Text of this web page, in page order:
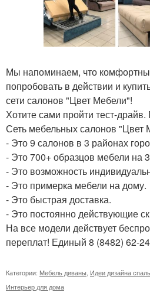
Мы напоминаем, что
попробовать в действии и
сети салонов "Цвет Мебели"!
Хотите сами пройти тест-
Сеть мебельных салонов "Цвет
- Это 9 салонов в 3 районах
- Это 700+ образцов мебели на
- Это возможность
- Это примерка мебели на дому.
- Это быстрая доставка.
- Это постоянно действующие
На все модели действует
переплат! Единый 8 (8482) 62-
Категории: Мебель диваны Идеи дизайна
Интерьер для дома